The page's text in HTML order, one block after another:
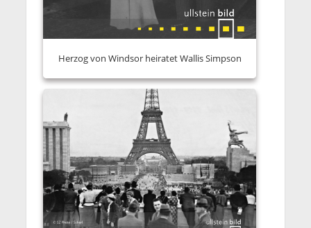
Herzog von Windsor heiratet Wallis Simpson